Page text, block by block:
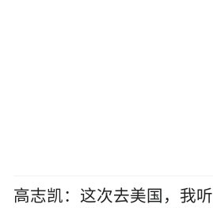
高志凯：这次去美国，我听